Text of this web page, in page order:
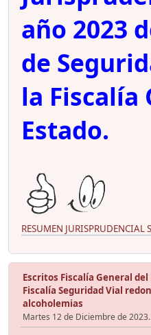
año 2023
de
la Fiscalía
Estado.
RESUMEN
Escritos Fiscalía General del
Fiscalía Seguridad Vial
alcoholemias
Martes 12 de Diciembre de